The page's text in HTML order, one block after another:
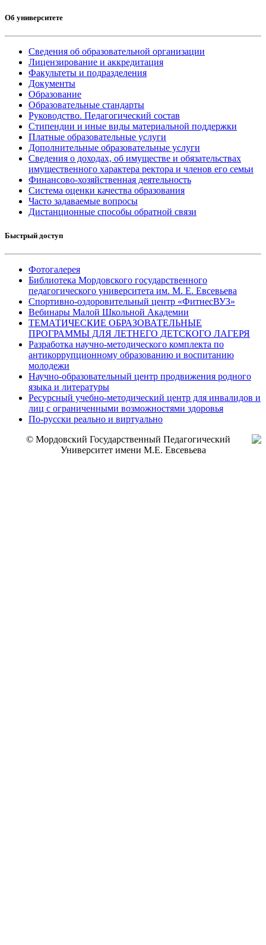
Об университете
Сведения об образовательной организации
Лицензирование и аккредитация
Факультеты и подразделения
Документы
Образование
Образовательные стандарты
Руководство. Педагогический состав
Стипендии и иные виды материальной поддержки
Платные образовательные услуги
Дополнительные образовательные услуги
Сведения о доходах, об имуществе и обязательствах
имущественного характера ректора и членов его семьи
Финансово-хозяйственная деятельность
Система оценки качества образования
Часто задаваемые вопросы
Дистанционные способы обратной связи
Быстрый доступ
Фотогалерея
Библиотека Мордовского государственного
педагогического университета им. М. Е. Евсевьева
Спортивно-оздоровительный центр «ФитнесВУЗ»
Вебинары Малой Школьной Академии
ТЕМАТИЧЕСКИЕ ОБРАЗОВАТЕЛЬНЫЕ
ПРОГРАММЫ ДЛЯ ЛЕТНЕГО ДЕТСКОГО ЛАГЕРЯ
Разработка научно-методического комплекта по
антикоррупционному образованию и воспитанию
молодежи
Научно-образовательный центр продвижения родного
языка и литературы
Ресурсный учебно-методический центр для инвалидов и
лиц с ограниченными возможностями здоровья
По-русски реально и виртуально
© Мордовский Государственный Педагогический
Университет имени М.Е. Евсевьева